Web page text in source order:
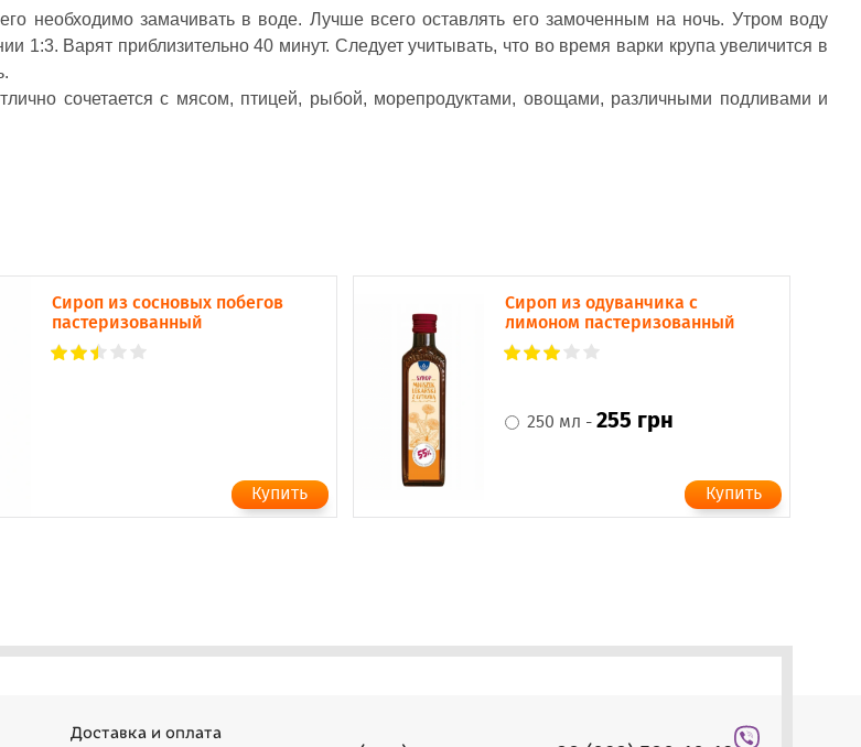
необходимо замачивать в воде. Лучше всего оставлять его замоченным на ночь. Утром воду
Варят приблизительно 40 минут. Следует учитывать, что во время варки крупа увеличится в
сочетается с мясом, птицей, рыбой, морепродуктами, овощами, различными подливами и
Сироп из сосновых побегов
пастеризованный
Сироп из одуванчика с
лимоном пастеризованный
250 мл -255 грн
Доставка и оплата